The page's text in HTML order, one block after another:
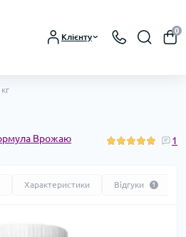
Клієнту
0
Врожаю
1
Характеристики Відгуки 1